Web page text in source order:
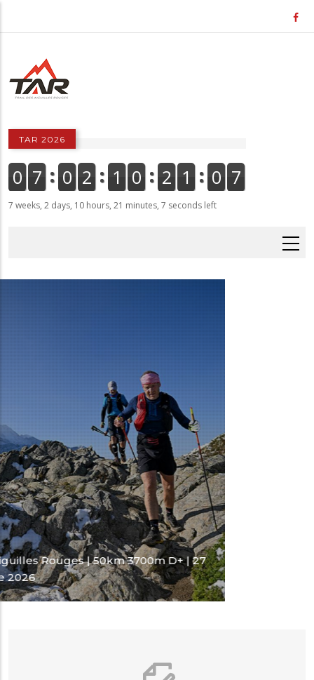
TAR 2026
0 7 0 2 1 0 2 1 0 7
7 weeks, 2 days, 10 hours, 21 minutes, 7 seconds left
| 27 COURSES
P'tit TAR | 18km 1350m D+ | 27